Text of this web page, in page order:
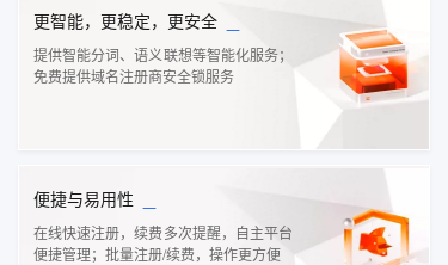
更智能，更稳定，更安全
提供智能分词、语义联想等智能化服务；
免费提供域名注册商安全锁服务
便捷与易用性
在线快速注册，续费多次提醒，自主平台
便捷管理；批量注册/续费，操作更方便